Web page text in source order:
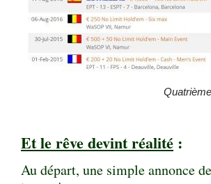
Et le rêve devint réalité :
Au départ, une simple annonce